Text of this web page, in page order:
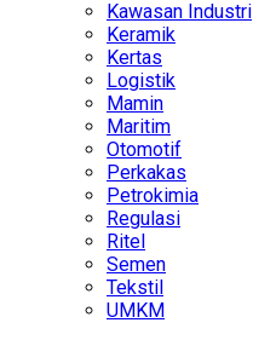
Kawasan Industri
Keramik
Kertas
Logistik
Mamin
Maritim
Otomotif
Perkakas
Petrokimia
Regulasi
Ritel
Semen
Tekstil
UMKM